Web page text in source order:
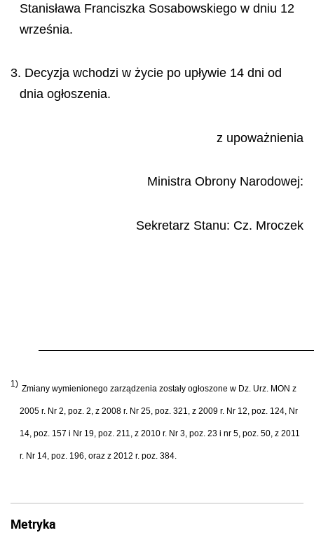
Stanisława Franciszka Sosabowskiego w dniu 12
września.
3. Decyzja wchodzi w życie po upływie 14 dni od
dnia ogłoszenia.
z upoważnienia
Ministra Obrony Narodowej:
Sekretarz Stanu: Cz. Mroczek
1) Zmiany wymienionego zarządzenia zostały ogłoszone w Dz. Urz. MON z
2005 r. Nr 2, poz. 2, z 2008 r. Nr 25, poz. 321, z 2009 r. Nr 12, poz. 124, Nr
14, poz. 157 i Nr 19, poz. 211, z 2010 r. Nr 3, poz. 23 i nr 5, poz. 50, z 2011
r. Nr 14, poz. 196, oraz z 2012 r. poz. 384.
Metryka